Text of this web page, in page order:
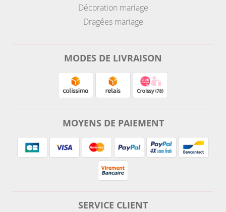
Décoration mariage
Dragées mariage
MODES DE LIVRAISON
MOYENS DE PAIEMENT
SERVICE CLIENT